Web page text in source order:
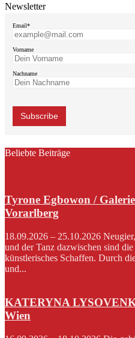
Newsletter
Email*
Vorname
Nachname
Beliebte Beiträge
Tyrone Egbowon /
Vorarlberg
18.09.2026 – 25.10.2026
und der Tanz dazwischen sind
künstlerisches Schaffen. Durch
und...
KATERYNA
Wien